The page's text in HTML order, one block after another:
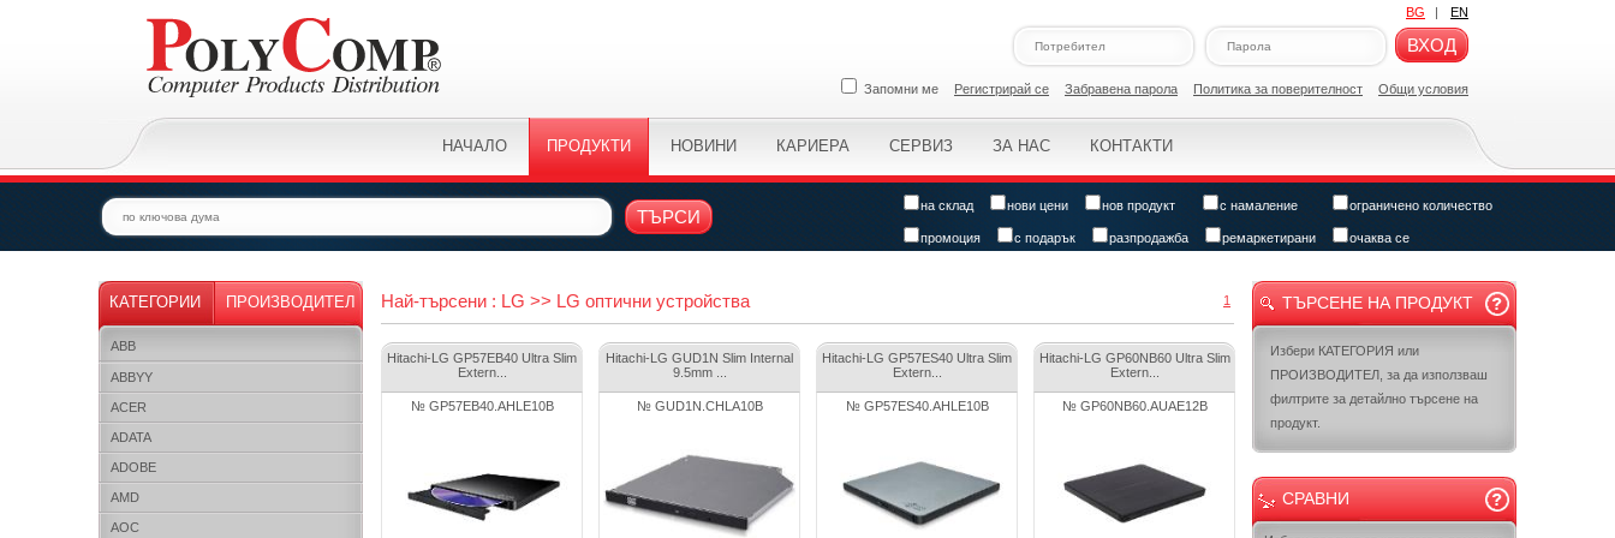
BG | EN
ВХОД
Запомни ме Регистрирай се Забравена парола Политикa за поверителност Общи условия
НАЧАЛО ПРОДУКТИ НОВИНИ КАРИЕРА СЕРВИЗ ЗА НАС КОНТАКТИ
ТЪРСИ
на склад нови цени нов продукт с намаление ограничено количество
промоция с подарък разпродажба ремаркетирани очаква се
КАТЕГОРИИ ПРОИЗВОДИТЕЛ
ABB
ABBYY
ACER
ADATA
ADOBE
AMD
AOC
1
Най-търсени : LG >> LG оптични устройства
Hitachi-LG GP57EB40 Ultra Slim
Extern...
№ GP57EB40.AHLE10B
Hitachi-LG GUD1N Slim Internal
9.5mm ...
№ GUD1N.CHLA10B
Hitachi-LG GP57ES40 Ultra Slim
Extern...
№ GP57ES40.AHLE10B
Hitachi-LG GP60NB60 Ultra Slim
Extern...
№ GP60NB60.AUAE12B
ТЪРСЕНЕ НА ПРОДУКТ
Избери КАТЕГОРИЯ или
ПРОИЗВОДИТЕЛ, за да използваш
филтрите за детайлно търсене на
продукт.
СРАВНИ